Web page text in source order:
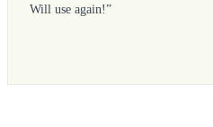
Will use again!”